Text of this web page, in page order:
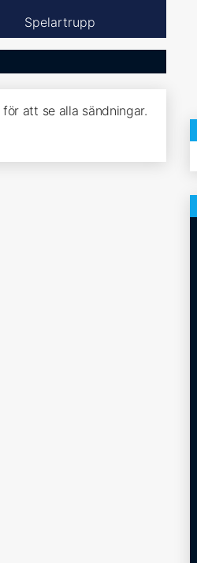
Spelartrupp
för att se alla sändningar.